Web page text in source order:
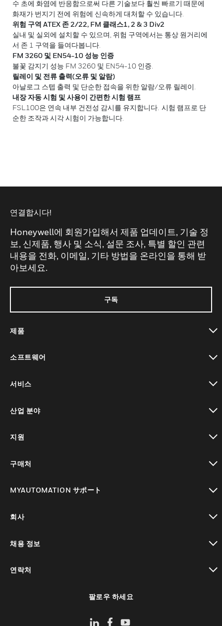
수 초에 화염에 반응함으로써 다른 기술보다 훨씬 빠르기 때문에
화재가 번지기 전에 위험에 신속하게 대처할 수 있습니다.
위험 구역 ATEX 존 2/22, FM 클래스1, 2 & 3 Div2
실내 및 실외에 설치할 수 있으며, 위험 구역에서는 통상 원거리에
서 존 1 구역을 들여다봅니다.
FM 3260 및 EN54-10 성능 인증
불꽃 감지기 성능 FM 3260 및 EN54-10 인증.
릴레이 및 전류 출력(오류 및 알람)
아날로그 스텝 출력 및 단순한 접속을 위한 알람/오류 릴레이.
내장 자동 시험 및 사용이 간편한 시험 램프
FSL100은 연속 내부 건전성 감시를 유지합니다. 시험 램프로 단
순한 조작과 시각 시험이 가능합니다.
연결합시다!
Honeywell에 회원가입해서 제품 업데이트, 기술 정
보, 신제품, 행사 및 소식, 설문 조사, 특별 할인 관련
내용을 전화, 이메일, 기타 방법을 온라인을 통해 받
아보세요.
구독
제품
소프트웨어
서비스
산업 분야
지원
구매처
MYAUTOMATION サポート
회사
채용 정보
연락처
팔로우 하세요